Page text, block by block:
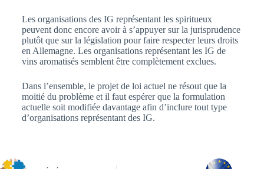
Les organisations des IG représentant les spiritueux
peuvent donc encore avoir à s’appuyer sur la jurisprudence
plutôt que sur la législation pour faire respecter leurs droits
en Allemagne. Les organisations représentant les IG de
vins aromatisés semblent être complètement exclues.
Dans l’ensemble, le projet de loi actuel ne résout que la
moitié du problème et il faut espérer que la formulation
actuelle soit modifiée davantage afin d’inclure tout type
d’organisations représentant des IG.